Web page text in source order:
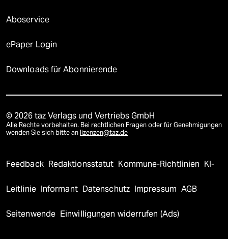
Aboservice
ePaper Login
Downloads für Abonnierende
© 2026 taz Verlags und Vertriebs GmbH
Alle Rechte vorbehalten. Bei rechtlichen Fragen oder für Genehmigungen
wenden Sie sich bitte an lizenzen@taz.de
Feedback Redaktionsstatut Kommune-Richtlinien KI-
Leitlinie Informant Datenschutz Impressum AGB
Seitenwende Einwilligungen widerrufen (Ads)